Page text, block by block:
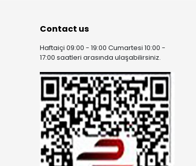
Contact us
Haftaiçi 09:00 - 19:00 Cumartesi 10:00 -
17:00 saatleri arasında ulaşabilirsiniz.